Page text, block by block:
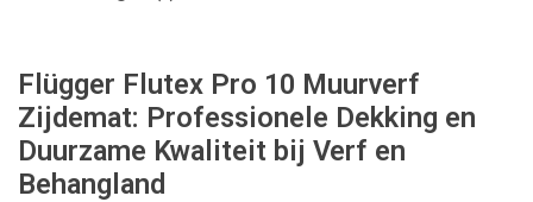
Flügger Flutex Pro 10 Muurverf
Zijdemat: Professionele Dekking en
Duurzame Kwaliteit bij Verf en
Behangland